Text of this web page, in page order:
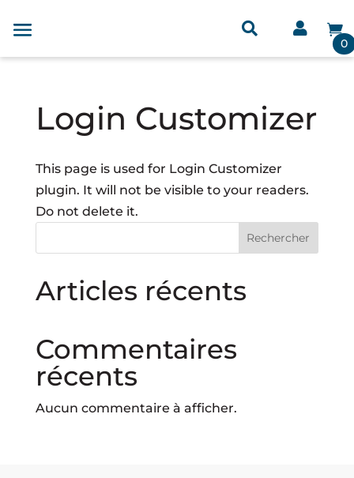

0


Login Customizer
This page is used for Login Customizer
plugin. It will not be visible to your readers.
Do not delete it.
Rechercher
Articles récents
Commentaires
récents
Aucun commentaire à afficher.